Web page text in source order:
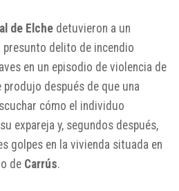
de Elche detuvieron a un
presunto delito de incendio
en un episodio de violencia de
después de que una
cómo el individuo
expareja y, segundos después,
golpes en la vivienda situada en
de Carrús.